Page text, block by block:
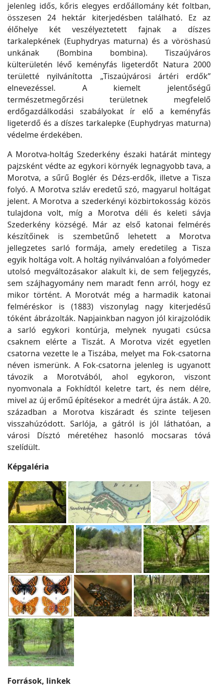
jelenleg idős, kőris elegyes erdőállomány két foltban,
összesen 24 hektár kiterjedésben található. Ez az
élőhelye két veszélyeztetett fajnak a díszes
tarkalepkének (Euphydryas maturna) és a vöröshasú
unkának (Bombina bombina). Tiszaújváros
külterületén lévő keményfás ligeterdőt Natura 2000
területté nyilvánította „Tiszaújvárosi ártéri erdők”
elnevezéssel. A kiemelt jelentőségű
természetmegőrzési területnek megfelelő
erdőgazdálkodási szabályokat ír elő a keményfás
ligeterdő és a díszes tarkalepke (Euphydryas maturna)
védelme érdekében.
A Morotva-holtág Szederkény északi határát mintegy
pajzsként védte az egykori környék legnagyobb tava, a
Morotva, a sűrű Boglér és Dézs-erdők, illetve a Tisza
folyó. A Morotva szláv eredetű szó, magyarul holtágat
jelent. A Morotva a szederkényi közbirtokosság közös
tulajdona volt, míg a Morotva déli és keleti sávja
Szederkény községé. Már az első katonai felmérés
készítőinek is szembetűnő lehetett a Morotva
jellegzetes sarló formája, amely eredetileg a Tisza
egyik holtága volt. A holtág nyilvánvalóan a folyómeder
utolsó megváltozásakor alakult ki, de sem feljegyzés,
sem szájhagyomány nem maradt fenn arról, hogy ez
mikor történt. A Morotvát még a harmadik katonai
felméréskor is (1883) viszonylag nagy kiterjedésű
tóként ábrázolták. Napjainkban nagyon jól kirajzolódik
a sarló egykori kontúrja, melynek nyugati csúcsa
csaknem elérte a Tiszát. A Morotva vizét egyetlen
csatorna vezette le a Tiszába, melyet ma Fok-csatorna
néven ismerünk. A Fok-csatorna jelenleg is ugyanott
távozik a Morotvából, ahol egykoron, viszont
nyomvonala a Fokhídtól keletre tart, és nem délre,
mivel az új erőmű építésekor a medrét újra ásták. A 20.
században a Morotva kiszáradt és szinte teljesen
visszahúzódott. Sarlója, a gátról is jól láthatóan, a
városi Dísztó méretéhez hasonló mocsaras tóvá
szelídült.
Képgaléria
Források, linkek